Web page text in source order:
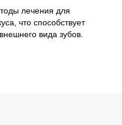
лечения для
что способствует
вида зубов.